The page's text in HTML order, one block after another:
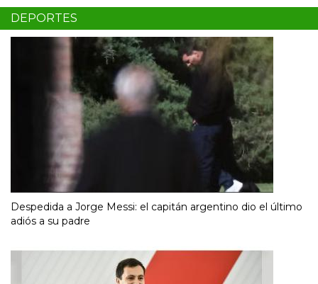
DEPORTES
Despedida a Jorge Messi: el capitán argentino dio el último
adiós a su padre